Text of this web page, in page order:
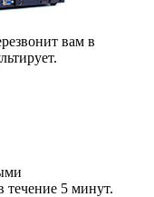
вам в
течение 5 минут.